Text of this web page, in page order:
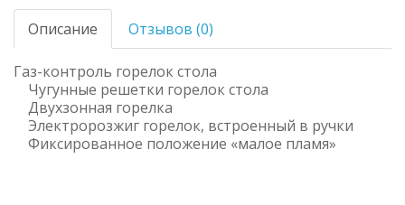
Описание Отзывов (0)
Газ-контроль горелок стола
Чугунные решетки горелок стола
Двухзонная горелка
Электророзжиг горелок, встроенный в ручки
Фиксированное положение «малое пламя»